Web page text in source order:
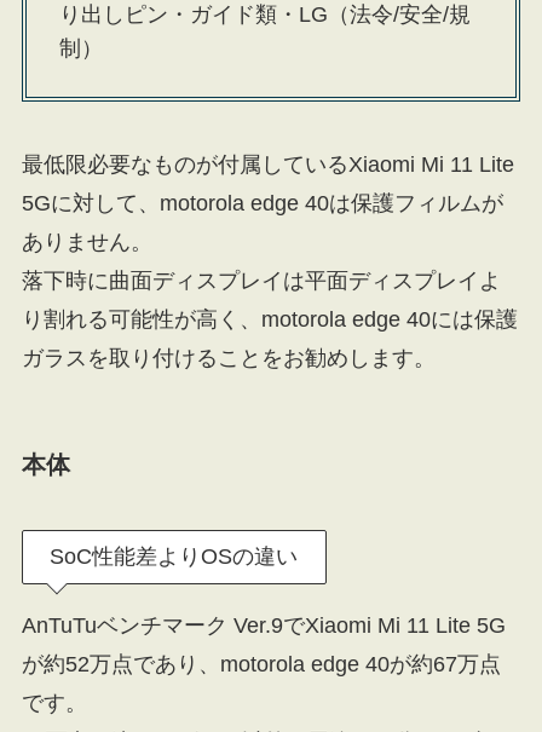
り出しピン・ガイド類・LG（法令/安全/規
制）
最低限必要なものが付属しているXiaomi Mi 11 Lite
5Gに対して、motorola edge 40は保護フィルムが
ありません。
落下時に曲面ディスプレイは平面ディスプレイよ
り割れる可能性が高く、motorola edge 40には保護
ガラスを取り付けることをお勧めします。
本体
SoC性能差よりOSの違い
AnTuTuベンチマーク Ver.9でXiaomi Mi 11 Lite 5G
が約52万点であり、motorola edge 40が約67万点
です。